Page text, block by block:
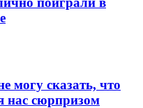
могу сказать, что
нас сюрпризом